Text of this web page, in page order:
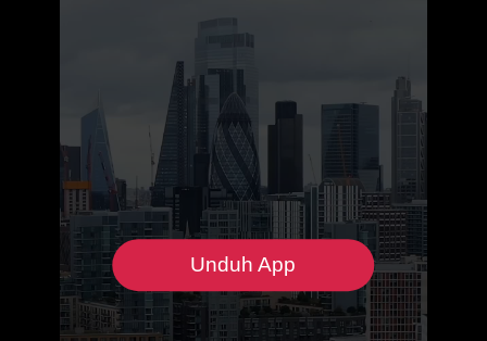
Unduh App